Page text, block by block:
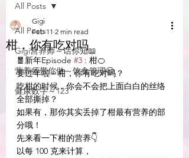
All Posts
Gigi营养师～话你知📖
营养师带你做～饮食管理😃
健康数字～123
All Posts
柑，你有吃对吗
Gigi
Feb 11 2 min read
🧧新年Episode #3 : 柑🍊
要过年啦～柑，你有吃对吗？
吃柑的时候，你会不会把上面白白的丝络
全部撕掉？
如果有，那你其实丢掉了柑最有营养的部
分哦！
先来看一下柑的营养👇
以每 100 克来计算，